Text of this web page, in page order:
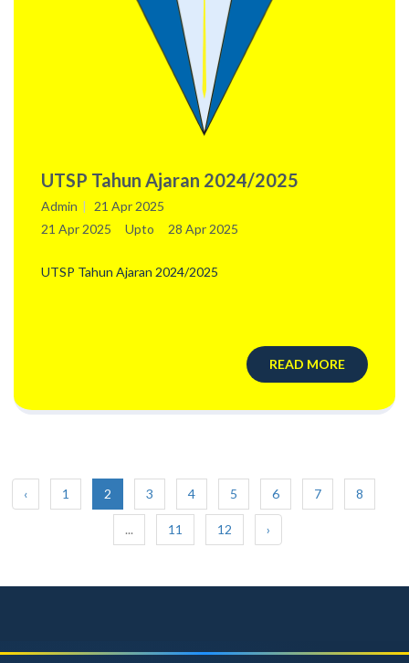
UTSP Tahun Ajaran 2024/2025
Admin
21 Apr 2025
21 Apr 2025
Upto 28 Apr 2025
UTSP Tahun Ajaran 2024/2025
READ MORE
‹ 1 2 3 4 5 6 7 8
... 11 12 ›